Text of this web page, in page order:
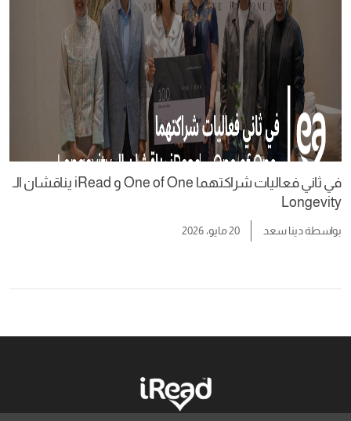
في ثاني فعاليات شراكتهما One of One و iRead يناقشان الـ
Longevity
بواسطةدينا سعد 20 مايو، 2026